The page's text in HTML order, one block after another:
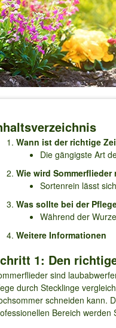
Wann ist der richtige
Die gängigste Art
Wie wird
Sortenrein lässt
Was sollte bei der
Während der
Weitere Informationen
1: Den
sind
durch Stecklinge
schneiden kann.
Bereich